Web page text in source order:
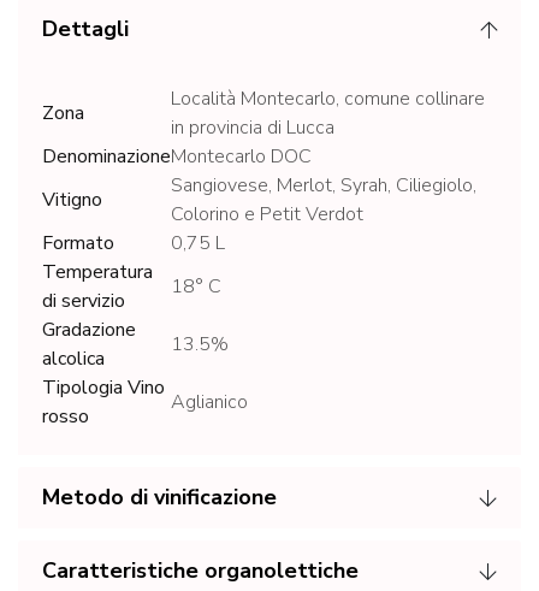
Dettagli
Zona
Località Montecarlo, comune collinare
in provincia di Lucca
DenominazioneMontecarlo DOC
Vitigno
Sangiovese, Merlot, Syrah, Ciliegiolo,
Colorino e Petit Verdot
Formato
0,75 L
Temperatura
di servizio
18° C
Gradazione
alcolica
13.5%
Tipologia Vino
rosso
Aglianico
Metodo di vinificazione
Caratteristiche organolettiche